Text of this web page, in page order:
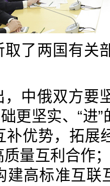
取了两国有关
，中俄双方要
更坚实、“进
补优势，拓展
量互利合作
建高标准互联